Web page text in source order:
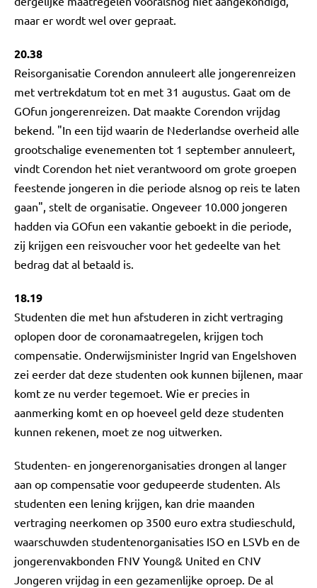
maar er wordt wel over gepraat.
20.38
Reisorganisatie Corendon annuleert alle jongerenreizen
met vertrekdatum tot en met 31 augustus. Gaat om de
GOfun jongerenreizen. Dat maakte Corendon vrijdag
bekend. "In een tijd waarin de Nederlandse overheid alle
grootschalige evenementen tot 1 september annuleert,
vindt Corendon het niet verantwoord om grote groepen
feestende jongeren in die periode alsnog op reis te laten
gaan", stelt de organisatie. Ongeveer 10.000 jongeren
hadden via GOfun een vakantie geboekt in die periode,
zij krijgen een reisvoucher voor het gedeelte van het
bedrag dat al betaald is.
18.19
Studenten die met hun afstuderen in zicht vertraging
oplopen door de coronamaatregelen, krijgen toch
compensatie. Onderwijsminister Ingrid van Engelshoven
zei eerder dat deze studenten ook kunnen bijlenen, maar
komt ze nu verder tegemoet. Wie er precies in
aanmerking komt en op hoeveel geld deze studenten
kunnen rekenen, moet ze nog uitwerken.
Studenten- en jongerenorganisaties drongen al langer
aan op compensatie voor gedupeerde studenten. Als
studenten een lening krijgen, kan drie maanden
vertraging neerkomen op 3500 euro extra studieschuld,
waarschuwden studentenorganisaties ISO en LSVb en de
jongerenvakbonden FNV Young& United en CNV
Jongeren vrijdag in een gezamenlijke oproep. De al